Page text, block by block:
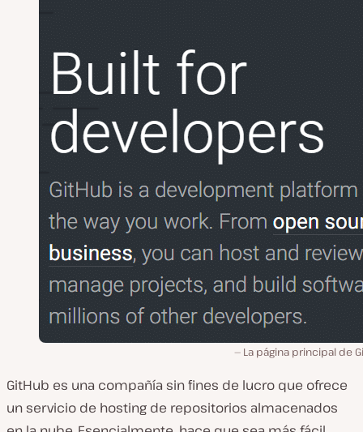
La página principal de
GitHub es una compañía sin fines de lucro que ofrece
un servicio de hosting de repositorios almacenados